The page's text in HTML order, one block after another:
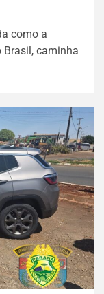
como a
caminha